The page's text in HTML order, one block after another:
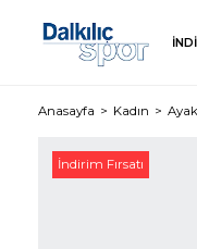
Anasayfa Kadın
İndirim Fırsatı